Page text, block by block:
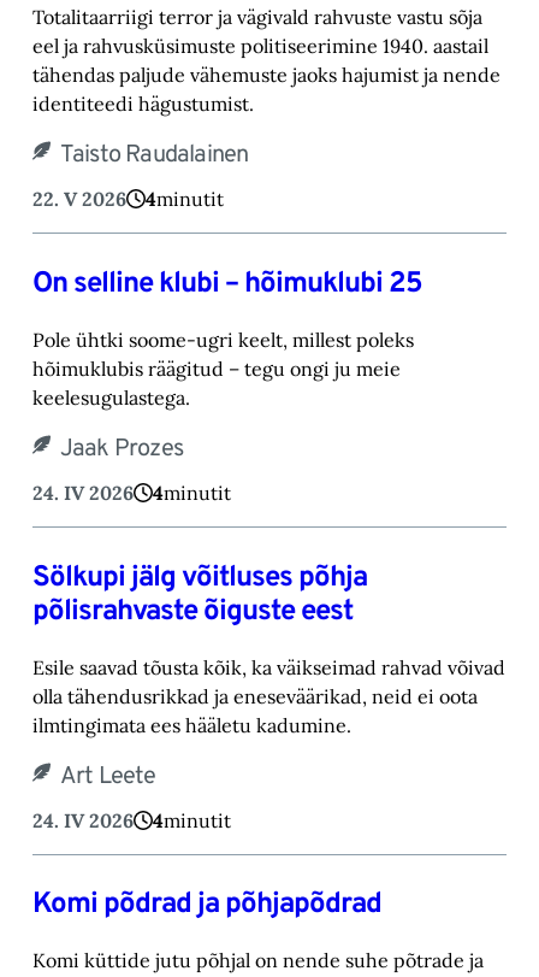
Totalitaarriigi terror ja vägivald rahvuste vastu sõja
eel ja rahvusküsimuste politiseerimine 1940. aastail
tähendas paljude vähemuste jaoks hajumist ja nende
identiteedi hägustumist.
Taisto Raudalainen
22. V 2026 4minutit
On selline klubi – hõimuklubi 25
Pole ühtki soome-ugri keelt, millest poleks
hõimuklubis räägitud – tegu ongi ju meie
keelesugulastega.
Jaak Prozes
24. IV 2026 4minutit
Sölkupi jälg võitluses põhja
põlisrahvaste õiguste eest
Esile saavad tõusta kõik, ka väikseimad rahvad võivad
olla tähendusrikkad ja eneseväärikad, neid ei oota
ilmtingimata ees hääletu kadumine.
Art Leete
24. IV 2026 4minutit
Komi põdrad ja põhjapõdrad
Komi küttide jutu põhjal on nende suhe põtrade ja